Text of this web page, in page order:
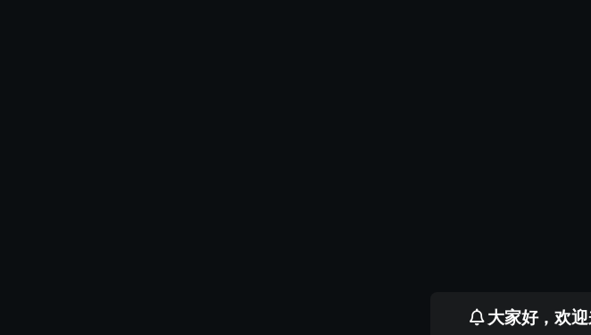
大家好，欢